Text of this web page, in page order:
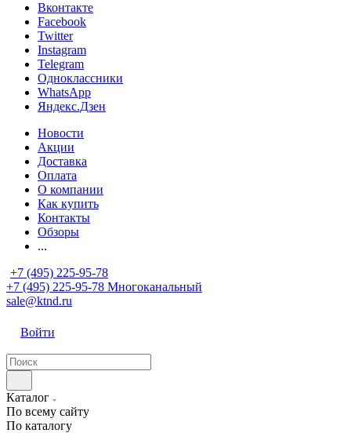
Вконтакте
Facebook
Twitter
Instagram
Telegram
Одноклассники
WhatsApp
Яндекс.Дзен
Новости
Акции
Доставка
Оплата
О компании
Как купить
Контакты
Обзоры
...
+7 (495) 225-95-78
+7 (495) 225-95-78 Многоканальный
sale@ktnd.ru
Войти
Каталог
По всему сайту
По каталогу